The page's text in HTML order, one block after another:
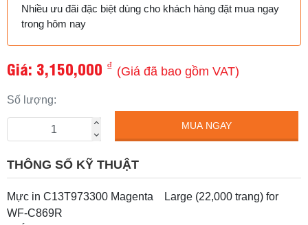
Nhiều ưu đãi đặc biệt dùng cho khách hàng đặt mua ngay
trong hôm nay
Giá: 3,150,000 ₫ (Giá đã bao gồm VAT)
Số lượng:
MUA NGAY
THÔNG SỐ KỸ THUẬT
Mực in C13T973300 Magenta Large (22,000 trang) for
WF-C869R